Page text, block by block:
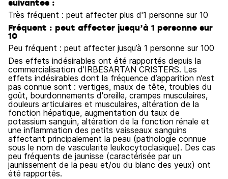
suivantes :
Très fréquent : peut affecter plus d'1 personne sur 10
Fréquent : peut affecter jusqu’à 1 personne sur
10
Peu fréquent : peut affecter jusqu’à 1 personne sur 100
Des effets indésirables ont été rapportés depuis la
commercialisation d'IRBESARTAN CRISTERS. Les
effets indésirables dont la fréquence d’apparition n’est
pas connue sont : vertiges, maux de tête, troubles du
goût, bourdonnements d'oreille, crampes musculaires,
douleurs articulaires et musculaires, altération de la
fonction hépatique, augmentation du taux de
potassium sanguin, altération de la fonction rénale et
une inflammation des petits vaisseaux sanguins
affectant principalement la peau (pathologie connue
sous le nom de vascularite leukocytoclasique). Des cas
peu fréquents de jaunisse (caractérisée par un
jaunissement de la peau et/ou du blanc des yeux) ont
été rapportés.